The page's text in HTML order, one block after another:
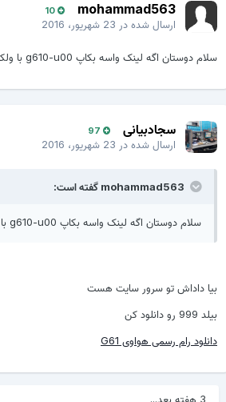
mohammad563
10
ارسال شده در23 شهریور، 2016
سلام دوستان اگه لینک واسه بکاپ g610-u00 با ولکانو دارن بزارن ، ممنون
سجادبیانی 97
ارسال شده در23 شهریور، 2016
mohammad563 گفته است:
سلام دوستان اگه لینک واسه بکاپ g610-u00 با ولکانو دارن بزارن ، ممنون
بیا داداش تو سرور سایت هست
بیلد 999 رو دانلود کن
دانلود رام رسمی هواوی G61